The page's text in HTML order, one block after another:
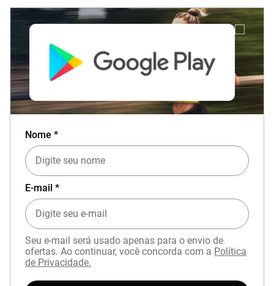
Nome *
E-mail *
Seu e-mail será usado apenas para o envio de
ofertas. Ao continuar, você concorda com a Política
de Privacidade.